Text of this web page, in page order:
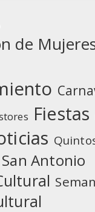
de
Fiestas
San Antonio